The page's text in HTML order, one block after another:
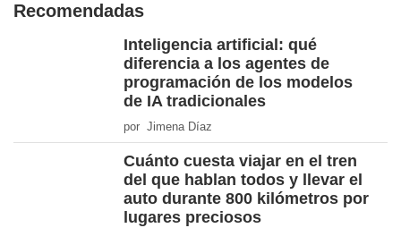
Recomendadas
Inteligencia artificial: qué
diferencia a los agentes de
programación de los modelos
de IA tradicionales
por Jimena Díaz
Cuánto cuesta viajar en el tren
del que hablan todos y llevar el
auto durante 800 kilómetros por
lugares preciosos